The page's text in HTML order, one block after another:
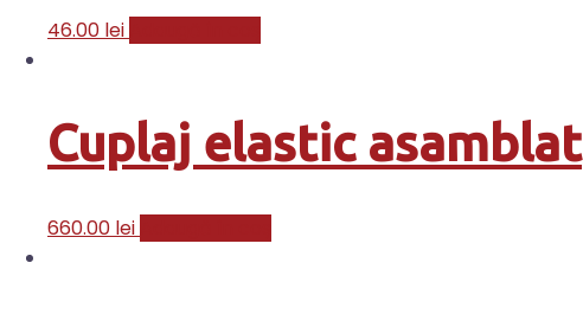
46.00 lei
Cuplaj elastic asamblat
660.00 lei